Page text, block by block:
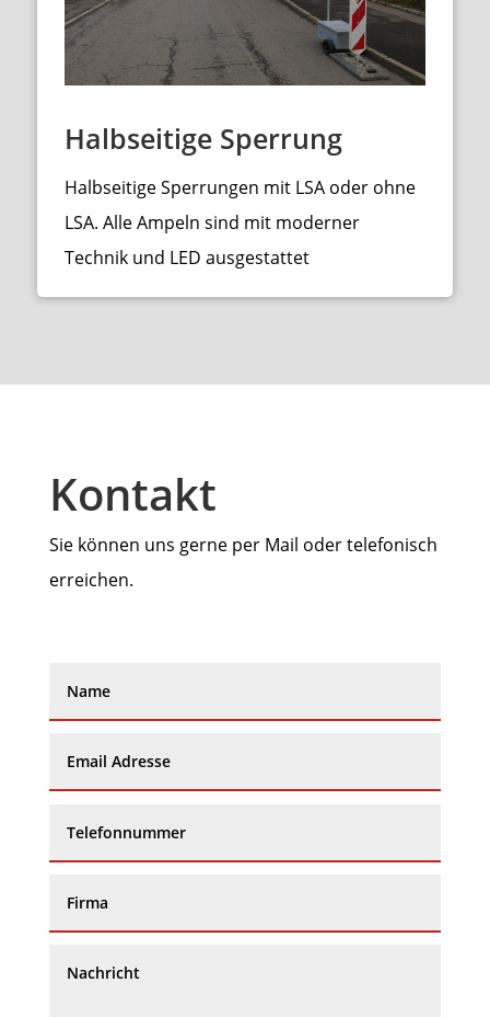
Halbseitige Sperrung
Halbseitige Sperrungen mit LSA oder ohne
LSA. Alle Ampeln sind mit moderner
Technik und LED ausgestattet
Kontakt
Sie können uns gerne per Mail oder telefonisch
erreichen.